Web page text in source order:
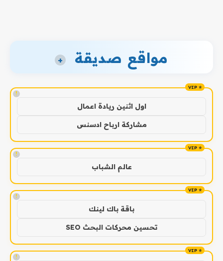
مواقع صديقة +
!
اول اثنين ريادة اعمال
مشاركة ارباح ادسنس
!
عالم الشباب
!
باقة باك لينك
تحسين محركات البحث SEO
!